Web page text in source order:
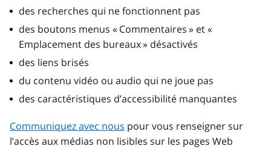
des recherches qui ne fonctionnent pas
des boutons menus « Commentaires » et «
Emplacement des bureaux » désactivés
des liens brisés
du contenu vidéo ou audio qui ne joue pas
des caractéristiques d’accessibilité manquantes
Communiquez avec nous pour vous renseigner sur
l’accès aux médias non lisibles sur les pages Web